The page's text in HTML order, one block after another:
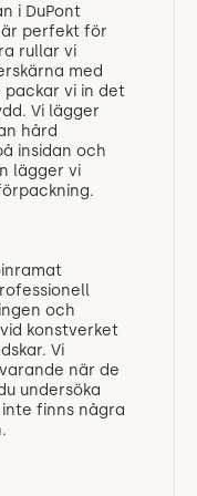
i DuPont
är perfekt för
rullar vi
med
vi in det
Vi lägger
hård
insidan och
lägger vi
och
konstverket
Vi
när de
undersöka
finns några